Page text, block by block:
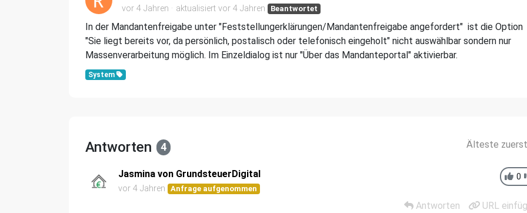
vor 4 Jahren aktualisiert vor 4 Jahren Beantwortet
In der Mandantenfreigabe unter "Feststellungerklärungen/Mandantenfreigabe angefordert" ist die Option
"Sie liegt bereits vor, da persönlich, postalisch oder telefonisch eingeholt" nicht auswählbar sondern nur
Massenverarbeitung möglich. Im Einzeldialog ist nur "Über das Mandanteportal" aktivierbar.
System
Antworten 4 Älteste zuerst
0
Jasmina von GrundsteuerDigital
vor 4 Jahren Anfrage aufgenommen
Antworten URL